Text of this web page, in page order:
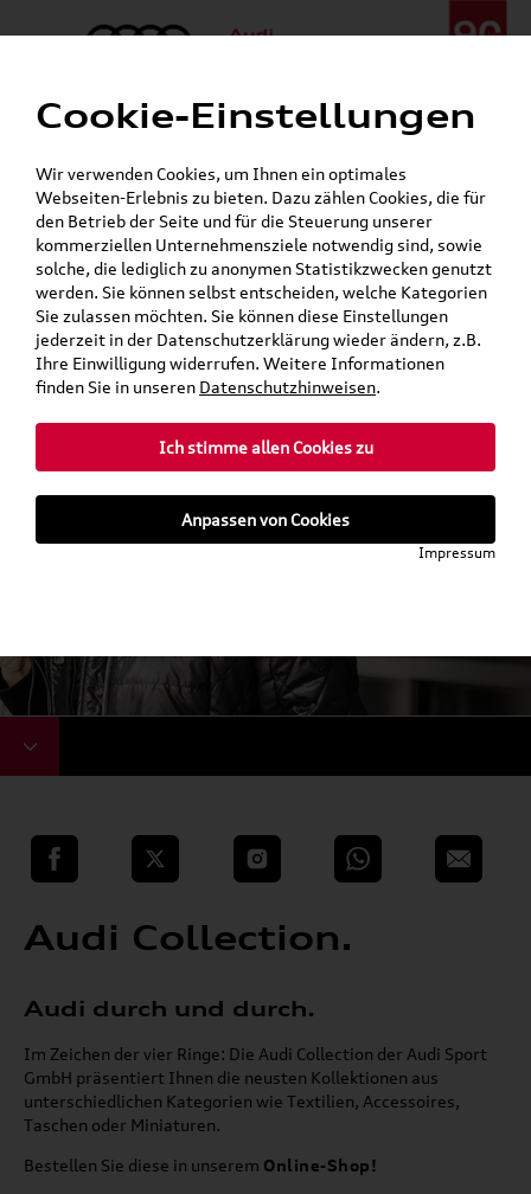
Menü
24h-Pannenhilfe:+49 (0)171 / 870 72 87
Gerade geöffnet
Verkauf:
Mo. - Fr. 08:00 - 19:00 Uhr Sa. 09:00 - 13:00 Uhr
Service:Mo. - Fr. 06:00 - 20:00 Uhr Sa. 08:00 - 13:00 Uhr
teilen Twitter Instagram WhatsApp E-Mail
Audi Collection.
Audi durch und durch.
Im Zeichen der vier Ringe: Die Audi Collection der Audi Sport
GmbH präsentiert Ihnen die neusten Kollektionen aus
unterschiedlichen Kategorien wie Textilien, Accessoires,
Taschen oder Miniaturen.
Bestellen Sie diese in unserem Online-Shop!
Cookie-Einstellungen
Wir verwenden Cookies, um Ihnen ein optimales
Webseiten-Erlebnis zu bieten. Dazu zählen Cookies, die für
den Betrieb der Seite und für die Steuerung unserer
kommerziellen Unternehmensziele notwendig sind, sowie
solche, die lediglich zu anonymen Statistikzwecken genutzt
werden. Sie können selbst entscheiden, welche Kategorien
Sie zulassen möchten. Sie können diese Einstellungen
jederzeit in der Datenschutzerklärung wieder ändern, z.B.
Ihre Einwilligung widerrufen. Weitere Informationen
finden Sie in unseren Datenschutzhinweisen.
Ich stimme allen Cookies zu
Anpassen von Cookies
Impressum